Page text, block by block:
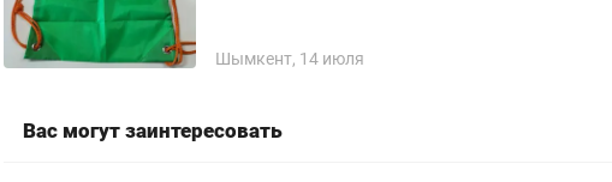
Шымкент, 14 июля
Вас могут заинтересовать